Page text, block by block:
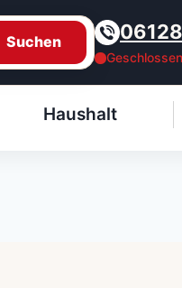
Suchen
Haushalt